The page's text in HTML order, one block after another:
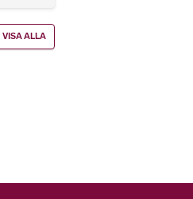
VISA ALLA